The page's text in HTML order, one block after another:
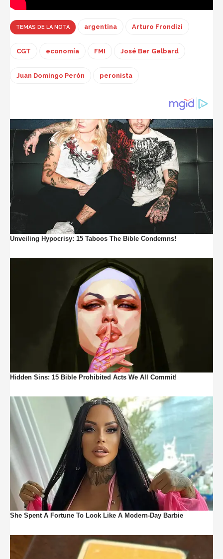
TEMAS DE LA NOTA argentina Arturo Frondizi
CGT economía FMI José Ber Gelbard
Juan Domingo Perón peronista